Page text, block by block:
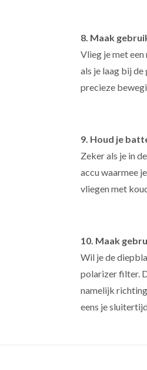
8. Maak
Vlieg je met
als je laag bij
precieze
9. Houd je
Zeker als je in
accu waarmee
vliegen met
10. Maak
Wil je de
polarizer filter.
namelijk
eens je